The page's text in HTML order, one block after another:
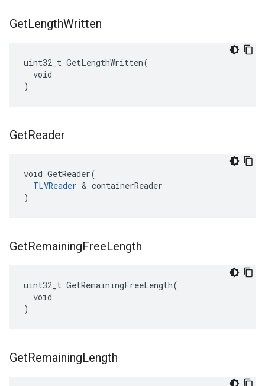
GetLengthWritten
uint32_t GetLengthWritten(
  void
)
GetReader
void GetReader(
TLVReader & containerReader
)
GetRemainingFreeLength
uint32_t GetRemainingFreeLength(
  void
)
GetRemainingLength